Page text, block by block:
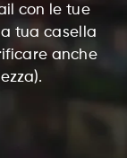
con le tue
tua casella
anche